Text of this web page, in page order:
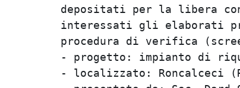
depositati per la libera
interessati gli elaborati
procedura di verifica
- progetto: impianto di
- localizzato: Roncalceci